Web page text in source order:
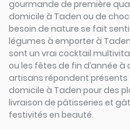
gourmande de première
domicile à Taden ou de
besoin de nature se fait
légumes à emporter à
sont un vrai cocktail
ou les fêtes de fin d’année
artisans répondent présents
domicile à Taden pour des
livraison de pâtisseries et
festivités en beauté.